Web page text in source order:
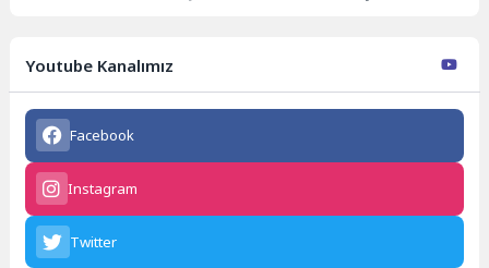
Youtube Kanalımız
Facebook
Instagram
Twitter